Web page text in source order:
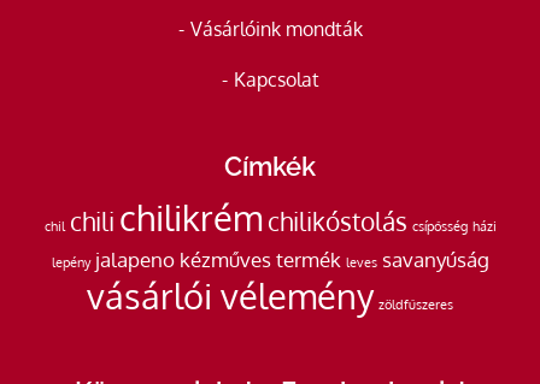
Vásárlóink mondták
Kapcsolat
Címkék
chil chili chilikrém chilikóstolás csípősség házi
lepény jalapeno kézműves termék leves savanyúság
vásárlói vélemény zöldfűszeres